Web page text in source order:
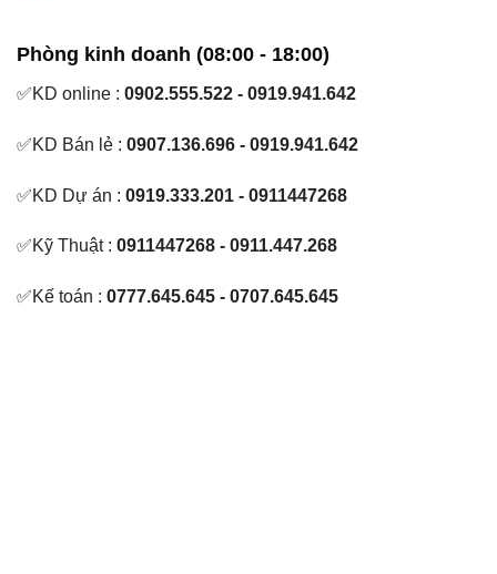
Phòng kinh doanh (08:00 - 18:00)
✅KD online : 0902.555.522 - 0919.941.642
✅KD Bán lẻ : 0907.136.696 - 0919.941.642
✅KD Dự án : 0919.333.201 - 0911447268
✅Kỹ Thuật : 0911447268 - 0911.447.268
✅Kế toán : 0777.645.645 - 0707.645.645